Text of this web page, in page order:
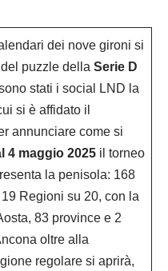
dei nove gironi si
puzzle della Serie D
stati i social LND la
si è affidato il
annunciare come si
4 maggio 2025 il torneo
la penisola: 168
Regioni su 20, con la
83 province e 2
oltre alla
regolare si aprirà,